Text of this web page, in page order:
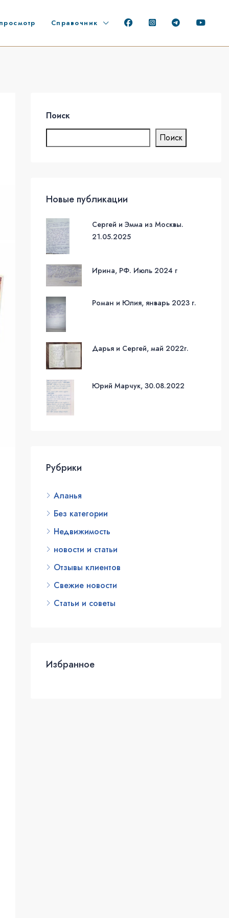
Справочник
Поиск
Поиск
Новые публикации
Сергей и Эмма из Москвы.
21.05.2025
Ирина, РФ. Июль 2024 г
Роман и Юлия, январь 2023 г.
Дарья и Сергей, май 2022г.
Юрий Марчук, 30.08.2022
Рубрики
Аланья
Без категории
Недвижимость
новости и статьи
Отзывы клиентов
Свежие новости
Статьи и советы
Избранное